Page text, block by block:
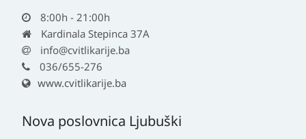
8:00h - 21:00h
Kardinala Stepinca 37A
info@cvitlikarije.ba
036/655-276
www.cvitlikarije.ba
Nova poslovnica Ljubuški